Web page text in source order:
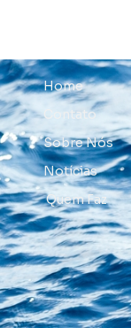
Home
Contato
Sobre Nós
Notícias
Quem Faz